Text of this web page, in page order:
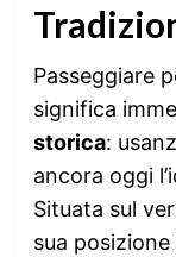
Passeggiare
significa
storica:
ancora oggi
Situata sul
sua